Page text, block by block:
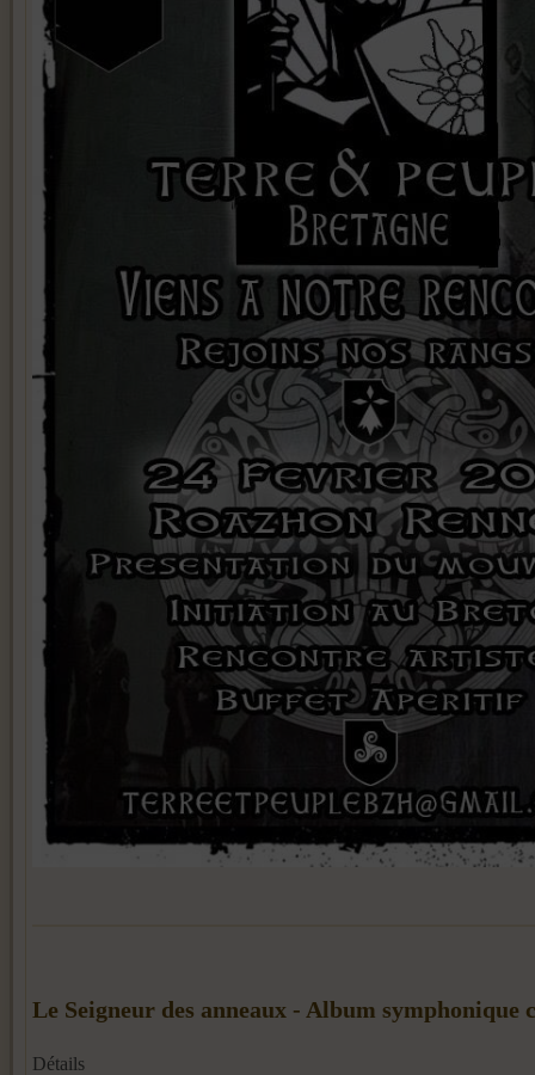
Le Seigneur des anneaux - Album symphonique
Détails